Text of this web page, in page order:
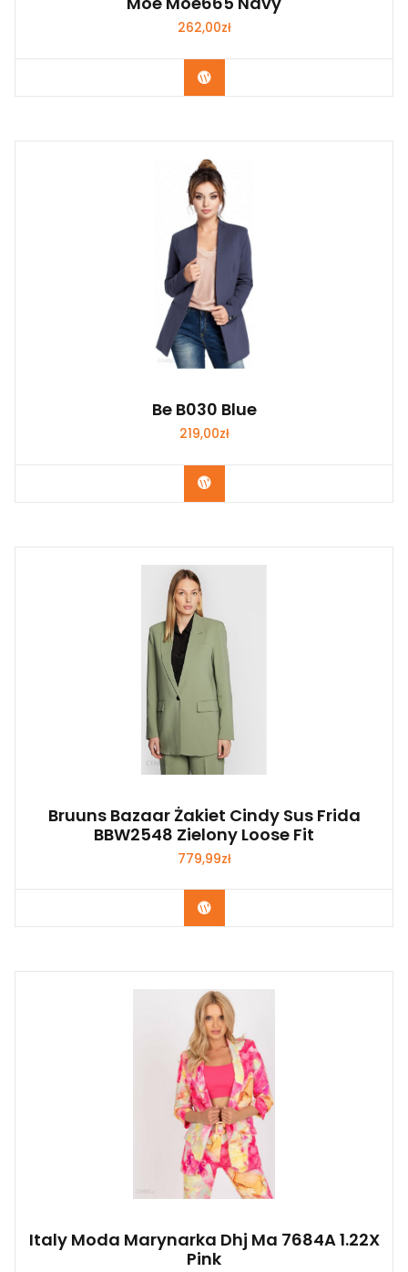
262,00zł
Kup Teraz
Be B030 Blue
219,00zł
Kup Teraz
Bruuns Bazaar Żakiet Cindy Sus Frida
BBW2548 Zielony Loose Fit
779,99zł
Kup Teraz
Italy Moda Marynarka Dhj Ma 7684A 1.22X
Pink